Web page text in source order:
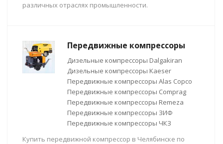
различных отраслях промышленности.
Передвижные компрессоры
Дизельные компрессоры Dalgakiran
Дизельные компрессоры Kaeser
Передвижные компрессоры Alas Copco
Передвижные компрессоры Comprag
Передвижные компрессоры Remeza
Передвижные компрессоры ЗИФ
Передвижные компрессоры ЧКЗ
Купить передвижной компрессор в Челябинске по